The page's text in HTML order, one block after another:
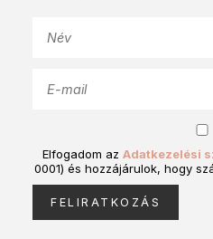
Elfogadom az Adatkezelési
0001) és hozzájárulok, hogy